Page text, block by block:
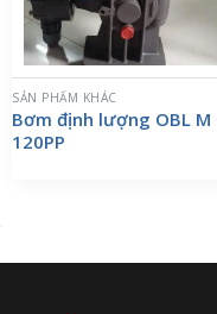
SẢN PHẨM KHÁC
Bơm định lượng OBL M
120PP